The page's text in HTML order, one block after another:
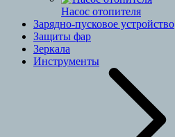
Насос отопителя
Зарядно-пусковое устройство
Защиты фар
Зеркала
Инструменты